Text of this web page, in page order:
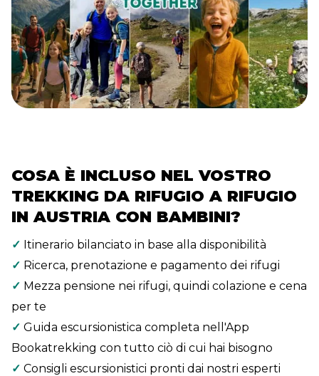
COSA È INCLUSO NEL VOSTRO
TREKKING DA RIFUGIO A RIFUGIO
IN AUSTRIA CON BAMBINI?
✓ Itinerario bilanciato in base alla disponibilità
✓ Ricerca, prenotazione e pagamento dei rifugi
✓ Mezza pensione nei rifugi, quindi colazione e cena
per te
✓ Guida escursionistica completa nell'App
Bookatrekking con tutto ciò di cui hai bisogno
✓ Consigli escursionistici pronti dai nostri esperti